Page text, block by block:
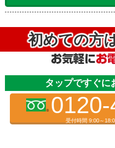
初めての方
タップですぐに
受付時間 9:00～